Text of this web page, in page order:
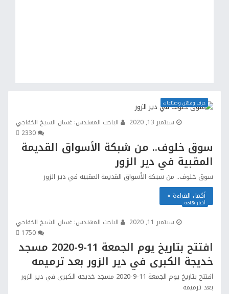
حرف ومهن وصناعات
الباحث المهندس: غسان الشيخ الخفاجي
سبتمبر 13, 2020
233
سوق خلوف.. من شبكة الأسواق القديمة
المقبية في دير الزور
سوق خلوف.. من شبكة الأسواق القديمة المقبية في دير الزور
أكمل القراءة »
أخبار هامة
الباحث المهندس: غسان الشيخ الخفاجي
سبتمبر 11, 2020
175
افتتح بتاريخ يوم الجمعة 11-9-2020 مسجد
خديجة الكبرى في دير الزور بعد ترميمه
افتتح بتاريخ يوم الجمعة 11-9-2020 مسجد خديجة الكبرى في دير الزور
بعد ترميمه